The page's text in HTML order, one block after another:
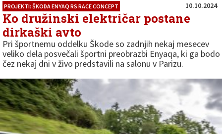
PROJEKTI: ŠKODA ENYAQ RS RACE CONCEPT 10.10.2024
Ko družinski električar postane
dirkaški avto
Pri športnemu oddelku Škode so zadnjih nekaj mesecev
veliko dela posvečali športni preobrazbi Enyaqa, ki ga bodo
čez nekaj dni v živo predstavili na salonu v Parizu.